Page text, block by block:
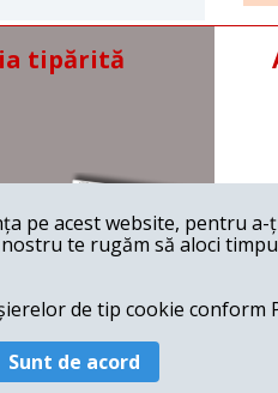
tipărită
22
pe acest website, pentru
te rugăm să aloci
de tip cookie conform
Sunt de acord